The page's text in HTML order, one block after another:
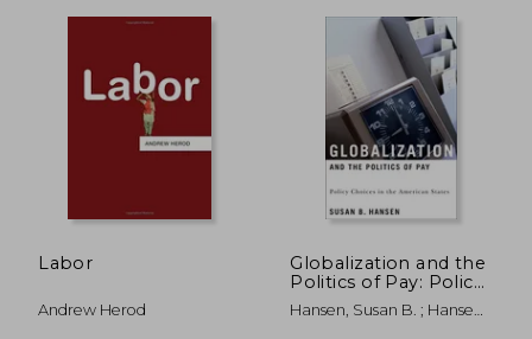
dcto.
Labor
Andrew Herod
Globalization and the
Politics of Pay: Policy
Choices in the
American States (en
Hansen, Susan B. ; Hansen,